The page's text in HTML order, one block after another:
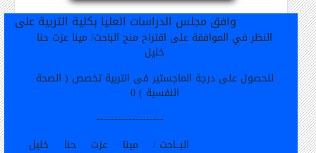
وافق مجلس الدراسات العليا بكلية التربية على
النظر في الموافقة على اقتراح منح الباحث/ مينا عزت حنا
خليل
للحصول على درجة الماجستير في التربية تخصص ( الصحة
النفسية ) 0
-------------------
البـــاحث / مينا عزت حنا خليل